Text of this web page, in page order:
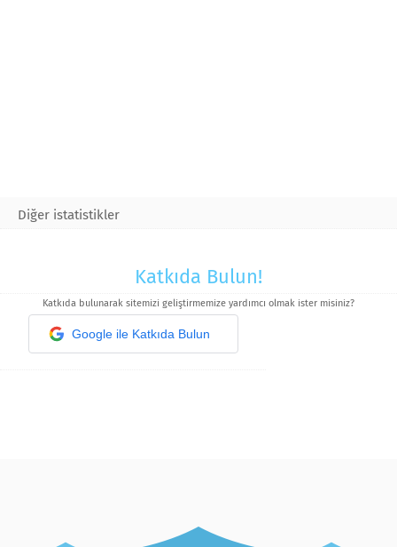
Diğer istatistikler
Katkıda Bulun!
Katkıda bulunarak sitemizi geliştirmemize yardımcı olmak ister misiniz?
Google ile Katkıda Bulun